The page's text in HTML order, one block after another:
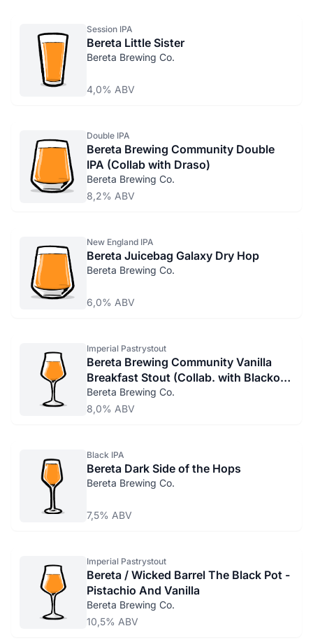
Session IPA
Bereta Little Sister
Bereta Brewing Co.
4,0% ABV
Double IPA
Bereta Brewing Community Double
IPA (Collab with Draso)
Bereta Brewing Co.
8,2% ABV
New England IPA
Bereta Juicebag Galaxy Dry Hop
Bereta Brewing Co.
6,0% ABV
Imperial Pastrystout
Bereta Brewing Community Vanilla
Breakfast Stout (Collab. with Blackout
Brewing)
Bereta Brewing Co.
8,0% ABV
Black IPA
Bereta Dark Side of the Hops
Bereta Brewing Co.
7,5% ABV
Imperial Pastrystout
Bereta / Wicked Barrel The Black Pot -
Pistachio And Vanilla
Bereta Brewing Co.
10,5% ABV